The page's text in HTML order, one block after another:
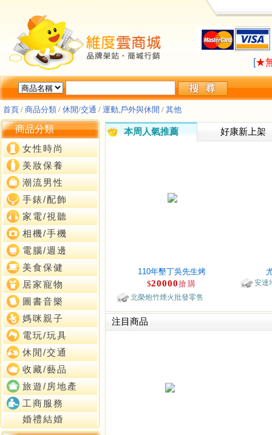
[★
首頁 / 商品分類 / 休閒/交通 / 運動,戶外與休閒 / 其他
商品分類
女性時尚
美妝保養
潮流男性
手錶/配飾
家電/視聽
相機/手機
電腦/週邊
美食保健
居家寵物
圖書音樂
媽咪親子
電玩/玩具
休閒/交通
收藏/藝品
旅遊/房地產
工商服務
婚禮結婚
本周人氣推薦 好康新上架
110年墾丁吳先生烤
$20000搶購
北榮炮竹煙火批發零售
安達
注目商品